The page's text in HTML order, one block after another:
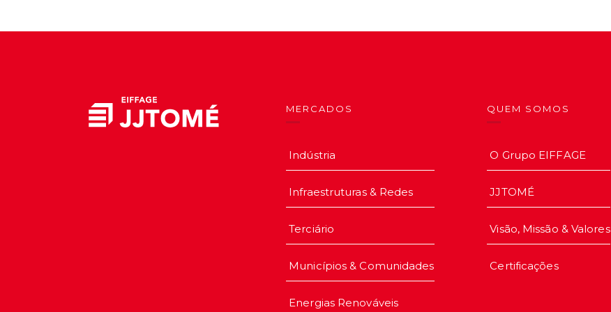
MERCADOS
Indústria
Infraestruturas & Redes
Terciário
Municípios & Comunidades
Energias Renováveis
QUEM SOMOS
O Grupo EIFFAGE
JJTOMÉ
Visão, Missão & Valores
Certificações